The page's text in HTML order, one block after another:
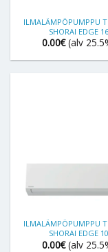
ILMALÄMPÖPUMPPU
SHORAI EDGE 16
0.00€ (alv
ILMALÄMPÖPUMPPU
SHORAI EDGE 10
0.00€ (alv